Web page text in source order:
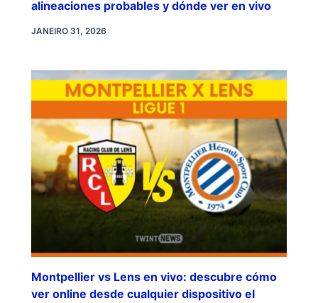
alineaciones probables y dónde ver en vivo
JANEIRO 31, 2026
Montpellier vs Lens en vivo: descubre cómo
ver online desde cualquier dispositivo el